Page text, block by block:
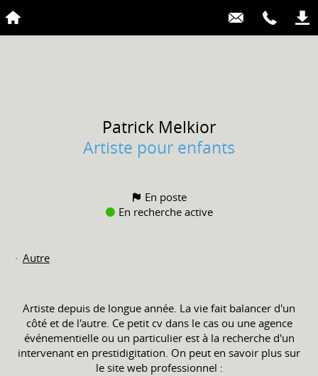
Patrick Melkior
Artiste pour enfants
En poste
En recherche active
Autre
Artiste depuis de longue année. La vie fait balancer d'un
côté et de l'autre. Ce petit cv dans le cas ou une agence
événementielle ou un particulier est à la recherche d'un
intervenant en prestidigitation. On peut en savoir plus sur
le site web professionnel :